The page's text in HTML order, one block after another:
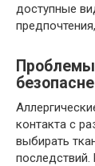
доступные
Проблемы
контакта с
выбирать